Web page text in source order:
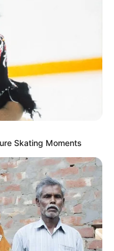
Skating Moments